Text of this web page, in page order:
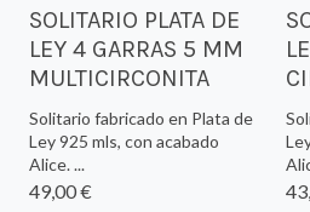
SOLITARIO PLATA DE
LEY 4 GARRAS 5 MM
MULTICIRCONITA
Solitario fabricado en Plata de
Ley 925 mls, con acabado
Alice. ...
49,00 €